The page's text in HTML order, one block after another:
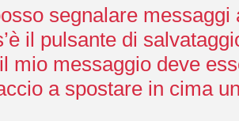
segnalare messaggi
il pulsante di
mio messaggio deve
a spostare in cima